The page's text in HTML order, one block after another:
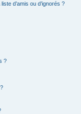
d’amis ou d’ignorés ?
?